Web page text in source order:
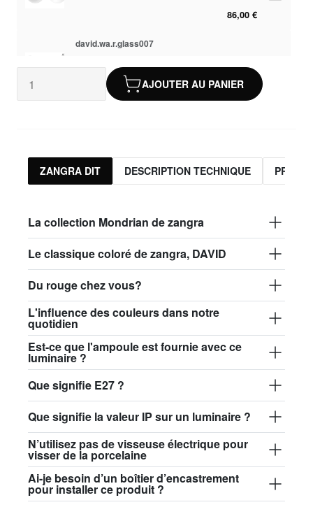
86,00 €
david.wa.r.glass007
glass007 - verre dépoli
82,50 €
82,50 €
86,00 €
david.wa.r.glass013
glass013 - plastique opalin
david.wa.r.glass017
glass017 - verre opalin
david.wa.r.glass018
glass018 - verre opalin
david.wa.r.glass019
glass019 - verre opalin
AJOUTER AU PANIER
ZANGRA DIT DESCRIPTION TECHNIQUE
La collection Mondrian de zangra
Le classique coloré de zangra, DAVID
Du rouge chez vous?
L'influence des couleurs dans notre
quotidien
Est-ce que l'ampoule est fournie avec ce
luminaire ?
Que signifie E27 ?
Que signifie la valeur IP sur un luminaire ?
N’utilisez pas de visseuse électrique pour
visser de la porcelaine
Ai-je besoin d’un boîtier d’encastrement
pour installer ce produit ?